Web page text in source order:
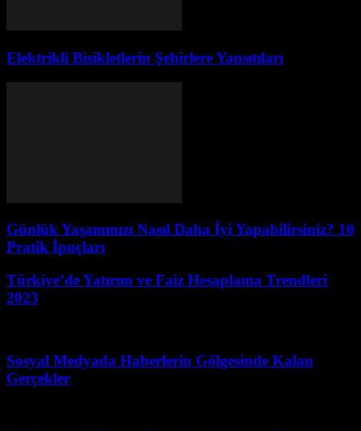
Elektrikli Bisikletlerin Şehirlere Yansıtıları
Günlük Yaşamınızı Nasıl Daha İyi Yapabilirsiniz? 10
Pratik İpuçları
Türkiye’de Yatırım ve Faiz Hesaplama Trendleri
2023
Sosyal Medyada Haberlerin Gölgesinde Kalan
Gerçekler